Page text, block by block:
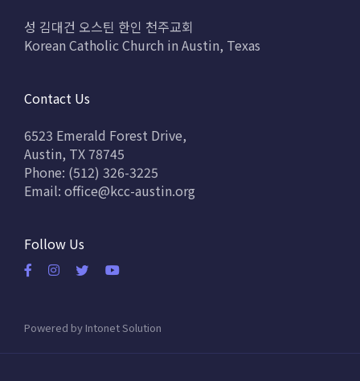
성 김대건 오스틴 한인 천주교회
Korean Catholic Church in Austin, Texas
Contact Us
6523 Emerald Forest Drive,
Austin, TX 78745
Phone: (512) 326-3225
Email: office@kcc-austin.org
Follow Us
Powered by Intonet Solution